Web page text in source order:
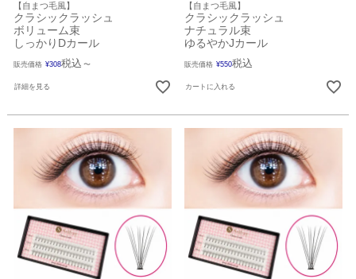
【自まつ毛風】
クラシックラッシュ
ボリューム束
しっかりDカール
販売価格 ¥308税込 〜
詳細を見る
【自まつ毛風】
クラシックラッシュ
ナチュラル束
ゆるやかJカール
販売価格 ¥550税込
カートに入れる